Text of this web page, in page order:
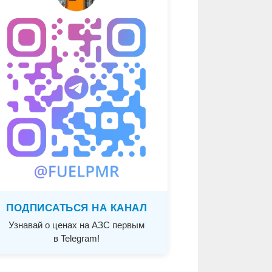
ПОДПИСАТЬСЯ НА КАНАЛ
Узнавай о ценах на АЗС первым
в Telegram!